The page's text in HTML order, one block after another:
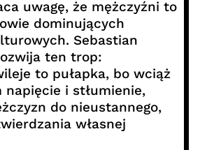
uwagę, że mężczyźni to
dominujących
Sebastian
ten trop:
to pułapka, bo wciąż
i stłumienie,
do nieustannego,
własnej